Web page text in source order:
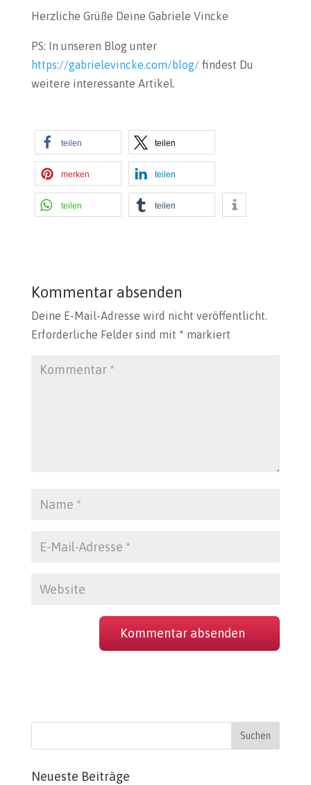
Herzliche Grüße Deine Gabriele Vincke
PS: In unseren Blog unter
https://gabrielevincke.com/blog/findest Du
weitere interessante Artikel.
teilen teilen
merken teilen
teilen teilen
Kommentar absenden
Deine E-Mail-Adresse wird nicht veröffentlicht.
Erforderliche Felder sind mit * markiert
Neueste Beiträge